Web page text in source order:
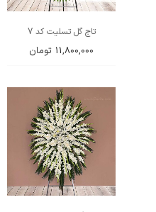
تاج گل تسلیت کد 7
11,800,000 تومان